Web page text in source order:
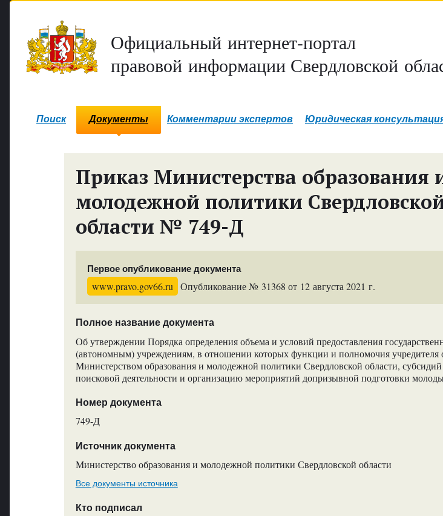
Официальный интернет-портал
правовой информации Свердловской
Поиск Документы Комментарии экспертов Юридическая
Приказ Министерства образования
молодежной политики
области № 749-Д
Первое опубликование документа
www.pravo.gov66.ru Опубликование № 31368 от 12 августа 2021 г.
Полное название документа
Об утверждении Порядка определения объема и условий предоставления
(автономным) учреждениям, в отношении которых функции и полномочия учредителя
Министерством образования и молодежной политики Свердловской области, субсидий
поисковой деятельности и организацию мероприятий допризывной подготовки
Номер документа
749-Д
Источник документа
Министерство образования и молодежной политики Свердловской области
Все документы источника
Кто подписал